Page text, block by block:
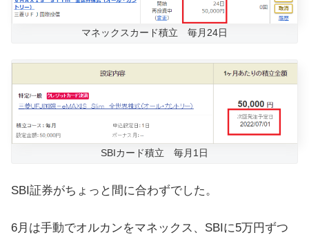
マネックスカード積立 毎月24日
SBIカード積立 毎月1日
SBI証券がちょっと間に合わずでした。
6月は手動でオルカンをマネックス、SBIに5万円ずつ